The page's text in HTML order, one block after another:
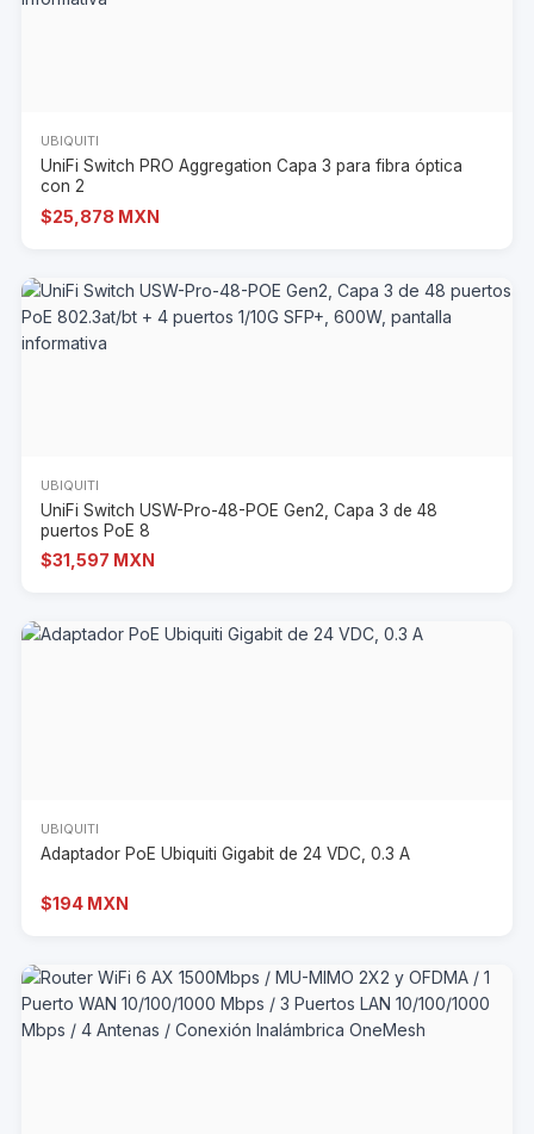
UBIQUITI
UniFi Switch PRO Aggregation Capa 3 para fibra óptica
con 2
$25,878 MXN
UBIQUITI
UniFi Switch USW-Pro-48-POE Gen2, Capa 3 de 48
puertos PoE 8
$31,597 MXN
UBIQUITI
Adaptador PoE Ubiquiti Gigabit de 24 VDC, 0.3 A
$194 MXN